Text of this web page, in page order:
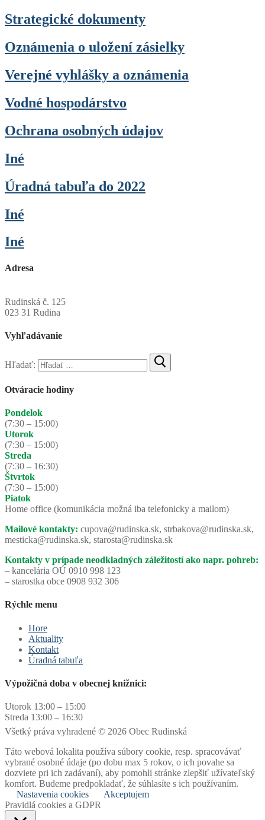
Strategické dokumenty
Oznámenia o uložení zásielky
Verejné vyhlášky a oznámenia
Vodné hospodárstvo
Ochrana osobných údajov
Iné
Úradná tabuľa do 2022
Iné
Iné
Adresa
Rudinská č. 125
023 31 Rudina
Vyhľadávanie
Hľadať:
Otváracie hodiny
Pondelok
(7:30 – 15:00)
Utorok
(7:30 – 15:00)
Streda
(7:30 – 16:30)
Štvrtok
(7:30 – 15:00)
Piatok
Home office (komunikácia možná iba telefonicky a mailom)
Mailové kontakty: cupova@rudinska.sk, strbakova@rudinska.sk,
mesticka@rudinska.sk, starosta@rudinska.sk
Kontakty v prípade neodkladných záležitostí ako napr. pohreb:
– kancelária OÚ 0910 998 123
– starostka obce 0908 932 306
Rýchle menu
Hore
Aktuality
Kontakt
Úradná tabuľa
Výpožičná doba v obecnej knižnici:
Utorok 13:00 – 15:00
Streda 13:00 – 16:30
Všetký práva vyhradené © 2026 Obec Rudinská
Táto webová lokalita používa súbory cookie, resp. spracovávať
vybrané osobné údaje (po dobu max 5 rokov, o ich povahe sa
dozviete pri ich zadávaní), aby pomohli stránke zlepšiť užívateľský
komfort. Budeme predpokladať, že súhlasíte s ich používaním.
Nastavenia cookies
Akceptujem
Pravidlá cookies a GDPR